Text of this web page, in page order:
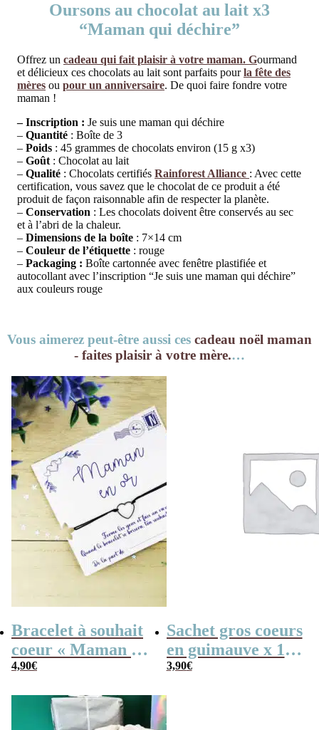
Oursons au chocolat au lait x3
“Maman qui déchire”
Offrez un cadeau qui fait plaisir à votre maman. Gourmand
et délicieux ces chocolats au lait sont parfaits pourla fête des
mères ou pour un anniversaire. De quoi faire fondre votre
maman !
– Inscription : Je suis une maman qui déchire
– Quantité : Boîte de 3
– Poids : 45 grammes de chocolats environ (15 g x3)
– Goût : Chocolat au lait
– Qualité : Chocolats certifiés Rainforest Alliance : Avec cette
certification, vous savez que le chocolat de ce produit a été
produit de façon raisonnable afin de respecter la planète.
– Conservation : Les chocolats doivent être conservés au sec
et à l’abri de la chaleur.
– Dimensions de la boîte : 7×14 cm
– Couleur de l’étiquette : rouge
– Packaging : Boîte cartonnée avec fenêtre plastifiée et
autocollant avec l’inscription “Je suis une maman qui déchire”
aux couleurs rouge
Vous aimerez peut-être aussi ces cadeau noël maman
- faites plaisir à votre mère.…
Bracelet à souhait
coeur « Maman en
or »
4,90€
Sachet gros coeurs
en guimauve x 15
– “Pour la
3,90€